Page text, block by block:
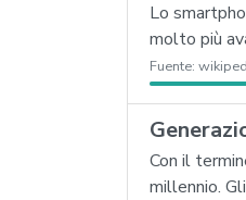
Lo
molto più
Fuente:
Con il
millennio.